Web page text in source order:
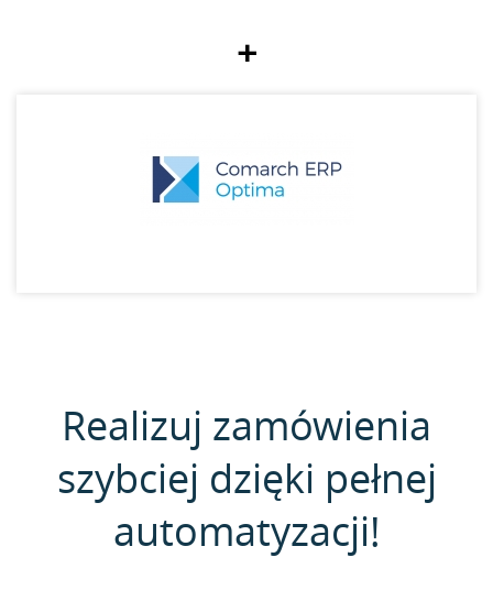
+
Realizuj zamówienia
szybciej dzięki pełnej
automatyzacji!